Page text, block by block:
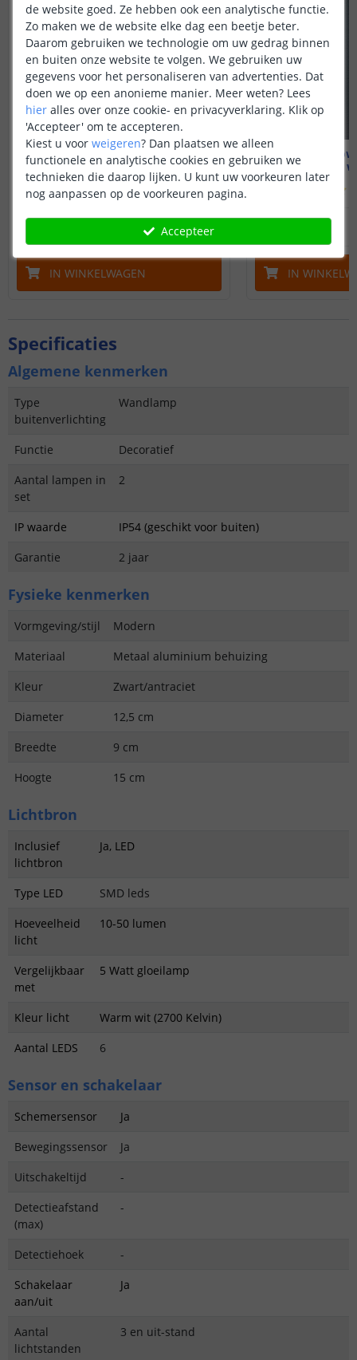
Solar up-down light Sverre
Warm wit - Recht
(457 reviews)
39,95
IN WINKELWAGEN
Solar up-
Warm
IN
Specificaties
Algemene kenmerken
Type
buitenverlichting
Wandlamp
Functie
Decoratief
Aantal lampen in
set
2
IP waarde
IP54 (geschikt voor buiten)
Garantie
2 jaar
Fysieke kenmerken
Vormgeving/stijl
Modern
Materiaal
Metaal aluminium behuizing
Kleur
Zwart/antraciet
Diameter
12,5 cm
Breedte
9 cm
Hoogte
15 cm
Lichtbron
Inclusief
lichtbron
Ja, LED
Type LED
SMD leds
Hoeveelheid
licht
10-50 lumen
Vergelijkbaar
met
5 Watt gloeilamp
Kleur licht
Warm wit (2700 Kelvin)
Aantal LEDS
6
Sensor en schakelaar
Schemersensor
Ja
Bewegingssensor
Ja
Uitschakeltijd
-
Detectieafstand
(max)
-
Detectiehoek
-
Schakelaar
aan/uit
Ja
Aantal
lichtstanden
3 en uit-stand
de website goed. Ze hebben ook een analytische functie.
Zo maken we de website elke dag een beetje beter.
Daarom gebruiken we technologie om uw gedrag binnen
en buiten onze website te volgen. We gebruiken uw
gegevens voor het personaliseren van advertenties. Dat
doen we op een anonieme manier. Meer weten? Lees
hier alles over onze cookie- en privacyverklaring. Klik op
'Accepteer' om te accepteren.
Kiest u voor weigeren? Dan plaatsen we alleen
functionele en analytische cookies en gebruiken we
technieken die daarop lijken. U kunt uw voorkeuren later
nog aanpassen op de voorkeuren pagina.
Accepteer